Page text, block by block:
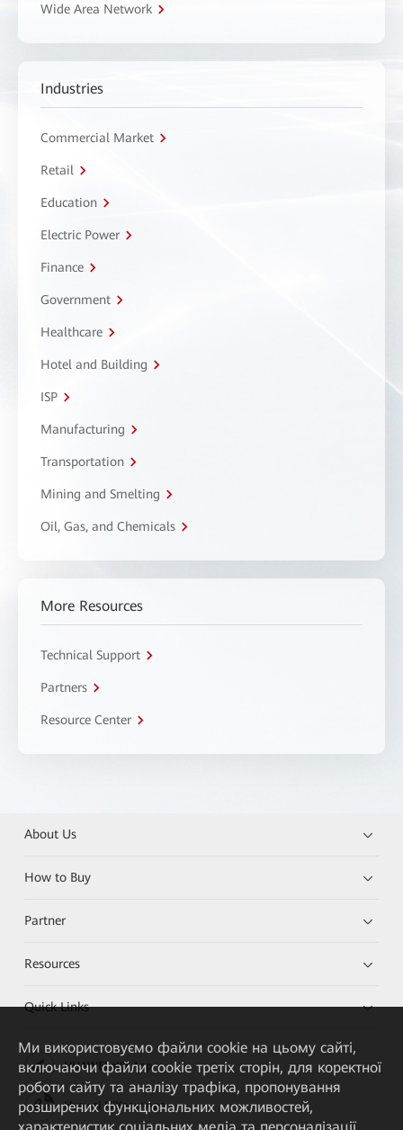
Wide Area Network
Industries
Commercial Market
Retail
Education
Electric Power
Finance
Government
Healthcare
Hotel and Building
ISP
Manufacturing
Transportation
Mining and Smelting
Oil, Gas, and Chemicals
More Resources
Technical Support
Partners
Resource Center
About Us
How to Buy
Partner
Resources
Quick Links
HUAWEI eKit App
Huawei HiKnow App
Ми використовуємо файли cookie на цьому сайті,
включаючи файли cookie третіх сторін, для коректної
роботи сайту та аналізу трафіка, пропонування
розширених функціональних можливостей,